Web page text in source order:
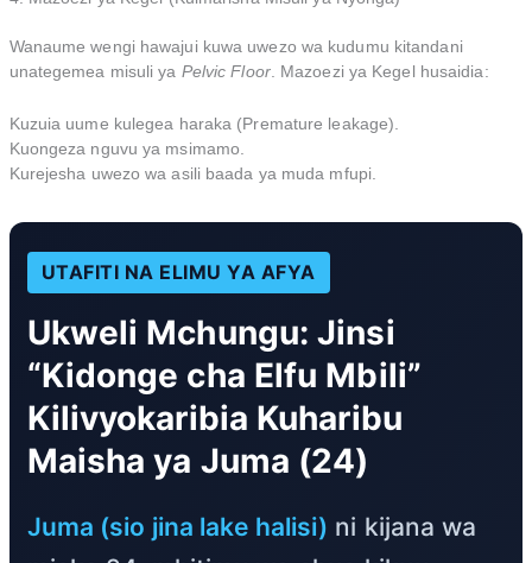
Wanaume wengi hawajui kuwa uwezo wa kudumu kitandani
unategemea misuli ya Pelvic Floor. Mazoezi ya Kegel husaidia:
Kuzuia uume kulegea haraka (Premature leakage).
Kuongeza nguvu ya msimamo.
Kurejesha uwezo wa asili baada ya muda mfupi.
UTAFITI NA ELIMU YA AFYA
Ukweli Mchungu: Jinsi
“Kidonge cha Elfu Mbili”
Kilivyokaribia Kuharibu
Maisha ya Juma (24)
Juma (sio jina lake halisi) ni kijana wa